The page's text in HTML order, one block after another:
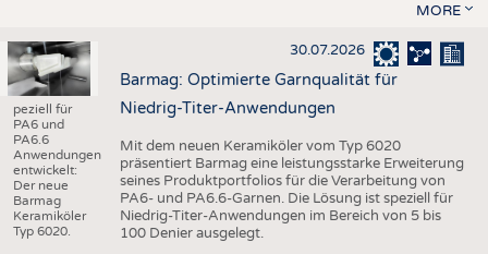
MORE
peziell für
PA6 und
PA6.6
Anwendungen
entwickelt:
Der neue
Barmag
Keramiköler
Typ 6020.
30.07.2026
Barmag: Optimierte Garnqualität für
Niedrig-Titer-Anwendungen
Mit dem neuen Keramiköler vom Typ 6020
präsentiert Barmag eine leistungsstarke Erweiterung
seines Produktportfolios für die Verarbeitung von
PA6- und PA6.6-Garnen. Die Lösung ist speziell für
Niedrig-Titer-Anwendungen im Bereich von 5 bis
100 Denier ausgelegt.